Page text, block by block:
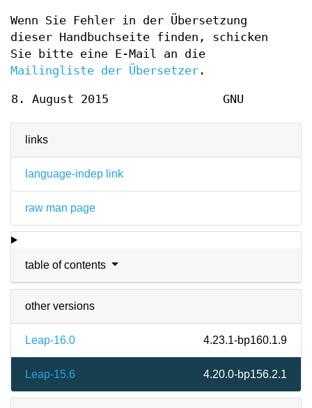
links
language-indep link
raw man page
table of contents
other versions
Leap-16.0 4.23.1-bp160.1.9
Leap-15.6 4.20.0-bp156.2.1
Wenn Sie Fehler in der Übersetzung
dieser Handbuchseite finden, schicken
Sie bitte eine E-Mail an die
Mailingliste der Übersetzer .
8. August 2015 GNU